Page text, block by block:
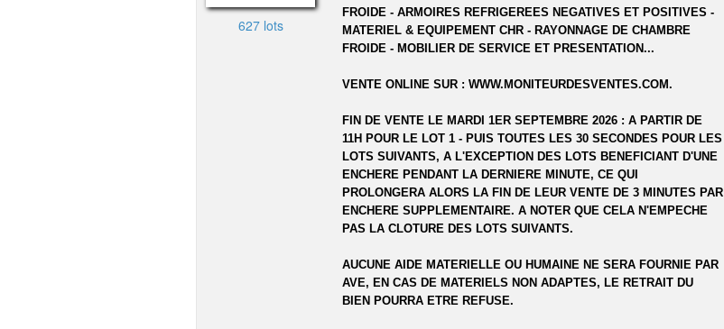
627 lots
FROIDE - ARMOIRES REFRIGEREES NEGATIVES ET POSITIVES -
MATERIEL & EQUIPEMENT CHR - RAYONNAGE DE CHAMBRE
FROIDE - MOBILIER DE SERVICE ET PRESENTATION...
VENTE ONLINE SUR :WWW.MONITEURDESVENTES.COM.
FIN DE VENTE LE MARDI 1ER SEPTEMBRE 2026 : A PARTIR DE
11H POUR LE LOT 1 - PUIS TOUTES LES 30 SECONDES POUR LES
LOTS SUIVANTS, A L'EXCEPTION DES LOTS BENEFICIANT D'UNE
ENCHERE PENDANT LA DERNIERE MINUTE, CE QUI
PROLONGERA ALORS LA FIN DE LEUR VENTE DE 3 MINUTES PAR
ENCHERE SUPPLEMENTAIRE. A NOTER QUE CELA N'EMPECHE
PAS LA CLOTURE DES LOTS SUIVANTS.
AUCUNE AIDE MATERIELLE OU HUMAINE NE SERA FOURNIE PAR
AVE, EN CAS DE MATERIELS NON ADAPTES, LE RETRAIT DU
BIEN POURRA ETRE REFUSE.